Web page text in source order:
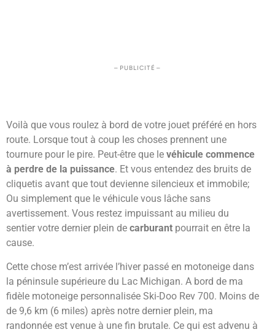
– PUBLICITÉ –
Voilà que vous roulez à bord de votre jouet préféré en hors
route. Lorsque tout à coup les choses prennent une
tournure pour le pire. Peut-être que le véhicule commence
à perdre de la puissance. Et vous entendez des bruits de
cliquetis avant que tout devienne silencieux et immobile;
Ou simplement que le véhicule vous lâche sans
avertissement. Vous restez impuissant au milieu du
sentier votre dernier plein de carburant pourrait en être la
cause.
Cette chose m’est arrivée l’hiver passé en motoneige dans
la péninsule supérieure du Lac Michigan. A bord de ma
fidèle motoneige personnalisée Ski-Doo Rev 700. Moins de
de 9,6 km (6 miles) après notre dernier plein, ma
randonnée est venue à une fin brutale. Ce qui est advenu à